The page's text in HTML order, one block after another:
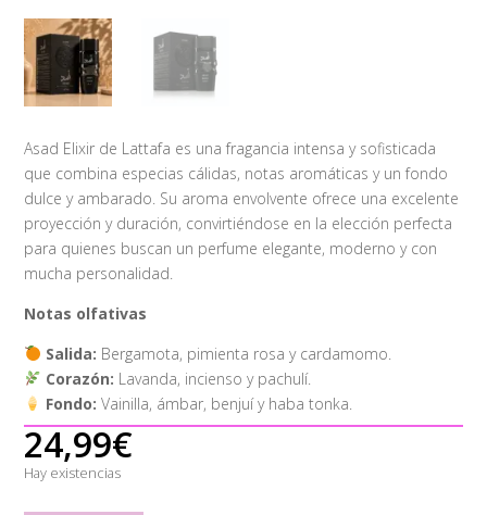
Asad Elixir de Lattafa es una fragancia intensa y sofisticada
que combina especias cálidas, notas aromáticas y un fondo
dulce y ambarado. Su aroma envolvente ofrece una excelente
proyección y duración, convirtiéndose en la elección perfecta
para quienes buscan un perfume elegante, moderno y con
mucha personalidad.
Notas olfativas
Salida: Bergamota, pimienta rosa y cardamomo.
Corazón: Lavanda, incienso y pachulí.
Fondo: Vainilla, ámbar, benjuí y haba tonka.
24,99€
Hay existencias